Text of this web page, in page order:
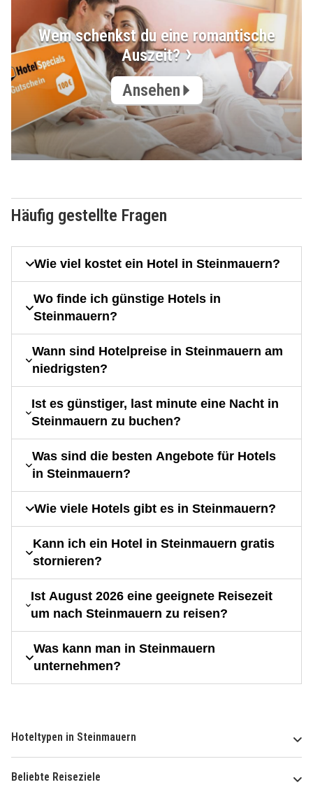
Wem schenkst du eine romantische
Auszeit?
Ansehen
Häufig gestellte Fragen
Wie viel kostet ein Hotel in Steinmauern?
Wo finde ich günstige Hotels in
Steinmauern?
Wann sind Hotelpreise in Steinmauern am
niedrigsten?
Ist es günstiger, last minute eine Nacht in
Steinmauern zu buchen?
Was sind die besten Angebote für Hotels
in Steinmauern?
Wie viele Hotels gibt es in Steinmauern?
Kann ich ein Hotel in Steinmauern gratis
stornieren?
Ist August 2026 eine geeignete Reisezeit
um nach Steinmauern zu reisen?
Was kann man in Steinmauern
unternehmen?
Hoteltypen in Steinmauern
Beliebte Reiseziele